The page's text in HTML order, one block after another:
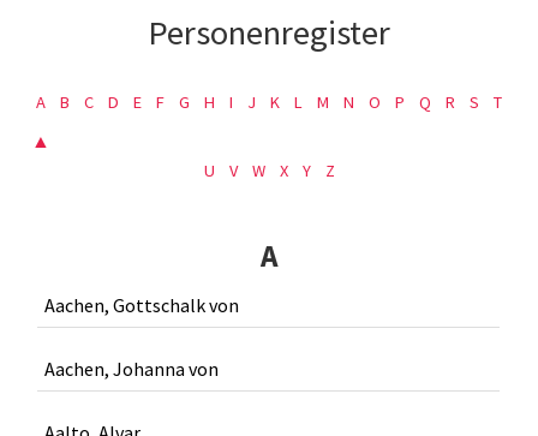
Personenregister
A
▲
B C D E F G H I J K L M N O P Q R S T
U V W X Y Z
A
Aachen, Gottschalk von
Aachen, Johanna von